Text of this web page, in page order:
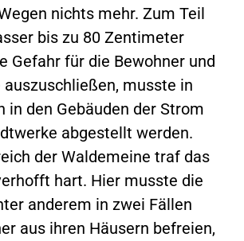
nichts mehr. Zum Teil
bis zu 80 Zentimeter
Gefahr für die Bewohner und
musste in
in den Gebäuden der Strom
abgestellt werden.
der Waldemeine traf das
hart. Hier musste die
anderem in zwei Fällen
aus ihren Häusern befreien,